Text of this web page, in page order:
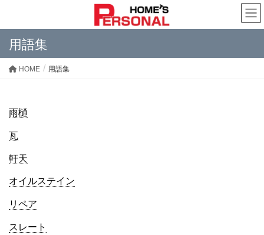
用語集
HOME 用語集
雨樋
瓦
軒天
オイルステイン
リペア
スレート